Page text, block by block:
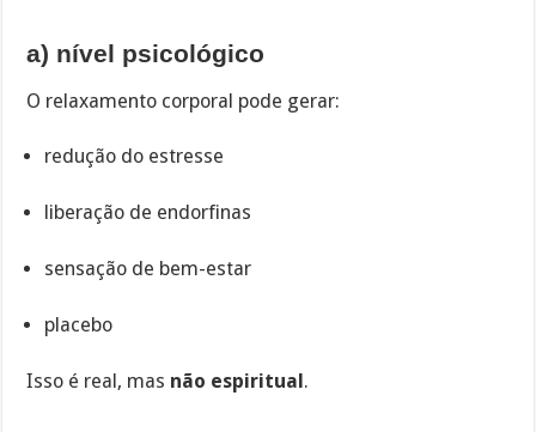
a) nível psicológico
O relaxamento corporal pode gerar:
redução do estresse
liberação de endorfinas
sensação de bem-estar
placebo
Isso é real, mas não espiritual.